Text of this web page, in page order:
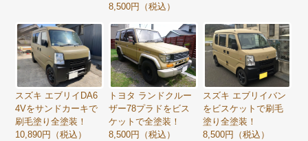
8,500円（税込）
スズキ エブリイDA6
4Vをサンドカーキで
刷毛塗り全塗装！
10,890円（税込）
トヨタ ランドクルー
ザー78プラドをビス
ケットで全塗装！
8,500円（税込）
スズキ エブリイバン
をビスケットで刷毛
塗り全塗装！
8,500円（税込）